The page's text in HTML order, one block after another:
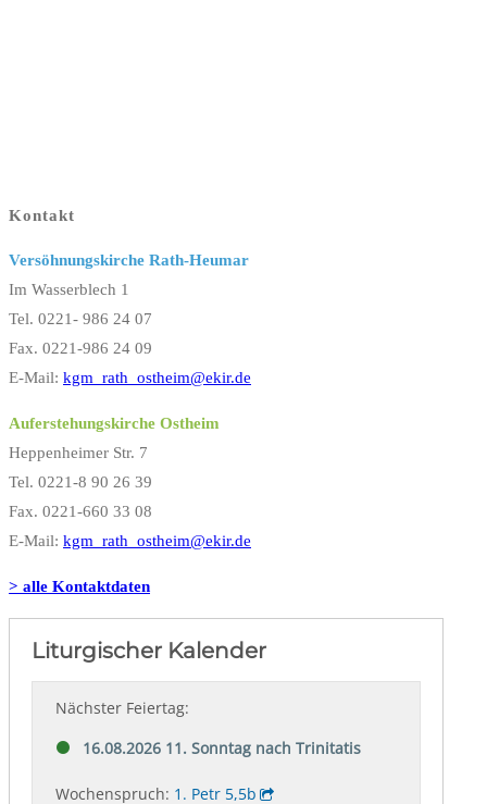
Kontakt
Versöhnungskirche Rath-Heumar
Im Wasserblech 1
Tel. 0221- 986 24 07
Fax. 0221-986 24 09
E-Mail: kgm_rath_ostheim@ekir.de
Auferstehungskirche Ostheim
Heppenheimer Str. 7
Tel. 0221-8 90 26 39
Fax. 0221-660 33 08
E-Mail: kgm_rath_ostheim@ekir.de
> alle Kontaktdaten